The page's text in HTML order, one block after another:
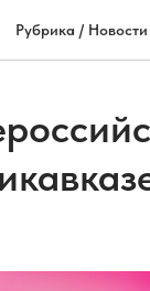
Рубрика / Новости